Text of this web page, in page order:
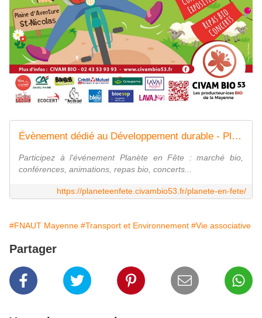
Évènement dédié au Développement durable - Planète en Fête
Participez à l'événement Planète en Fête : marché bio,
conférences, animations, repas bio, concerts...
https://planeteenfete.civambio53.fr/planete-en-fete/
#FNAUT Mayenne #Transport et Environnement #Vie associative
Partager